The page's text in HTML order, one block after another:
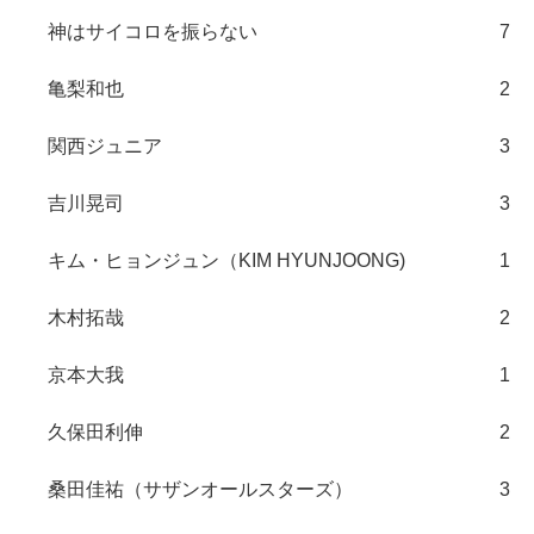
神はサイコロを振らない 7
亀梨和也 2
関西ジュニア 3
吉川晃司 3
キム・ヒョンジュン（KIM HYUNJOONG) 1
木村拓哉 2
京本大我 1
久保田利伸 2
桑田佳祐（サザンオールスターズ） 3